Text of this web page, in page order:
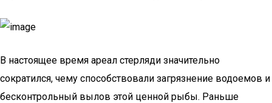
В настоящее время ареал стерляди значительно
сократился, чему способствовали загрязнение водоемов и
бесконтрольный вылов этой ценной рыбы. Раньше